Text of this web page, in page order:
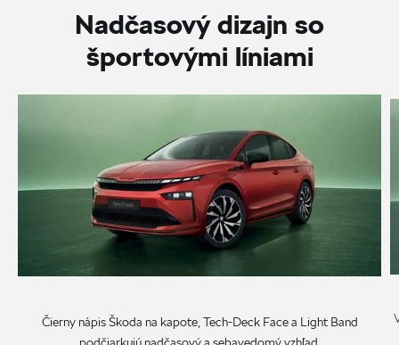
Nadčasový dizajn so
športovými líniami
Čierny nápis Škoda na kapote, Tech-Deck Face a Light Band